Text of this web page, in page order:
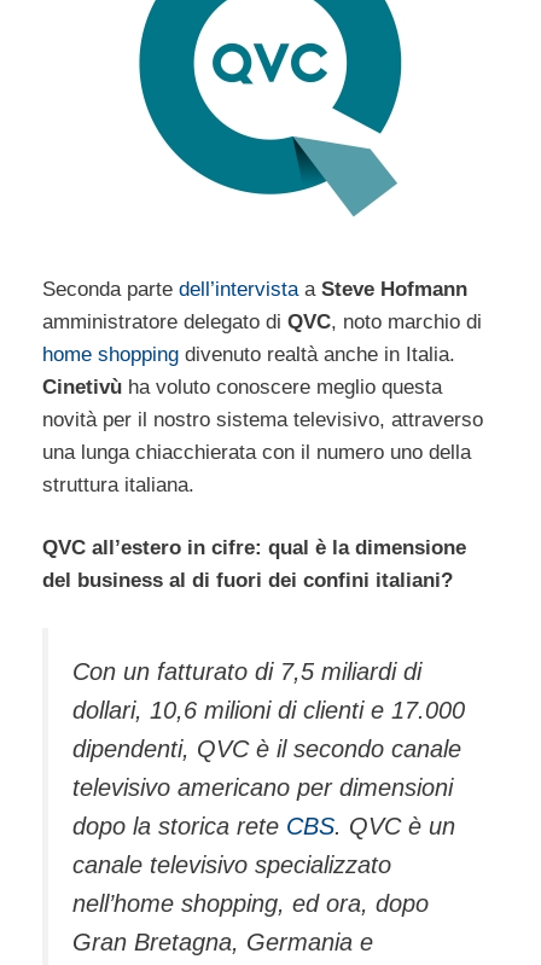
Seconda parte dell’intervistaa Steve Hofmann
amministratore delegato di QVC, noto marchio di
home shopping divenuto realtà anche in Italia.
Cinetivù ha voluto conoscere meglio questa
novità per il nostro sistema televisivo, attraverso
una lunga chiacchierata con il numero uno della
struttura italiana.
QVC all’estero in cifre: qual è la dimensione
del business al di fuori dei confini italiani?
Con un fatturato di 7,5 miliardi di
dollari, 10,6 milioni di clienti e 17.000
dipendenti, QVC è il secondo canale
televisivo americano per dimensioni
dopo la storica rete CBS. QVC è un
canale televisivo specializzato
nell’home shopping, ed ora, dopo
Gran Bretagna, Germania e